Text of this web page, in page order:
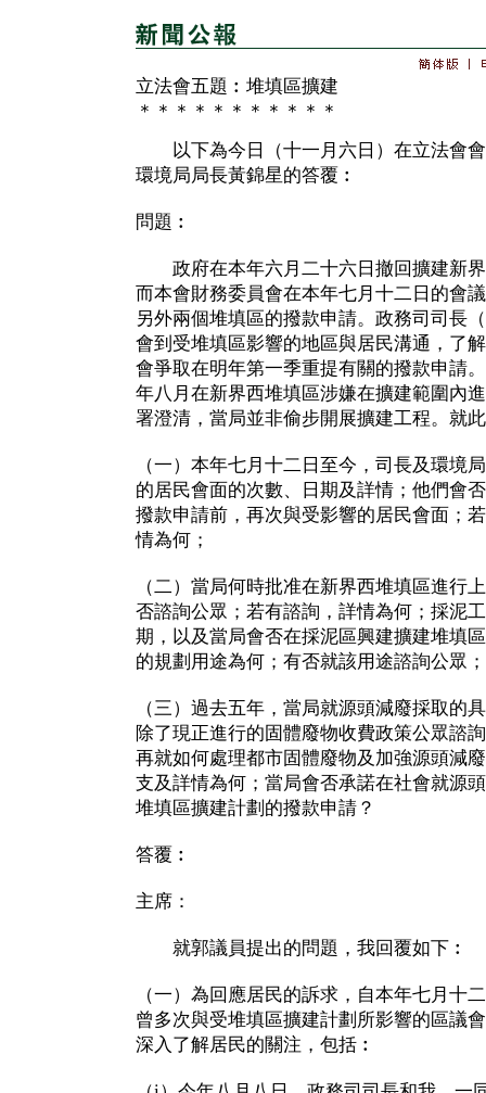
立法會五題︰堆填區擴建
＊＊＊＊＊＊＊＊＊＊＊
以下為今日（十一月六日）在立法會會
環境局局長黃錦星的答覆︰
問題︰
政府在本年六月二十六日撤回擴建新界
而本會財務委員會在本年七月十二日的會
另外兩個堆填區的撥款申請。政務司司長
會到受堆填區影響的地區與居民溝通，了
會爭取在明年第一季重提有關的撥款申請
年八月在新界西堆填區涉嫌在擴建範圍內
署澄清，當局並非偷步開展擴建工程。就
（一）本年七月十二日至今，司長及環境
的居民會面的次數、日期及詳情；他們會
撥款申請前，再次與受影響的居民會面；
情為何；
（二）當局何時批准在新界西堆填區進行
否諮詢公眾；若有諮詢，詳情為何；採泥
期，以及當局會否在採泥區興建擴建堆填
的規劃用途為何；有否就該用途諮詢公眾
（三）過去五年，當局就源頭減廢採取的
除了現正進行的固體廢物收費政策公眾諮
再就如何處理都市固體廢物及加強源頭減
支及詳情為何；當局會否承諾在社會就源
堆填區擴建計劃的撥款申請？
答覆︰
主席：
就郭議員提出的問題，我回覆如下︰
（一）為回應居民的訴求，自本年七月十
曾多次與受堆填區擴建計劃所影響的區議
深入了解居民的關注，包括︰